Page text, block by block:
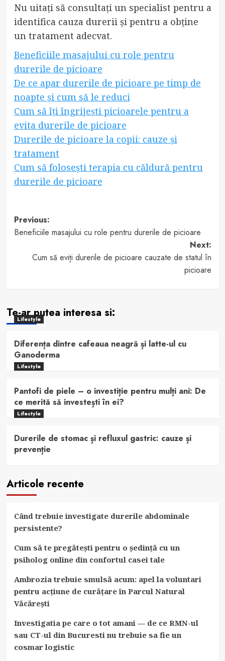
Nu uitați să consultați un specialist pentru a
identifica cauza durerii și pentru a obține
un tratament adecvat.
Beneficiile masajului cu role pentru
durerile de picioare
De ce apar durerile de picioare pe timp de
noapte și cum să le reduci
Cum să îți îngrijești picioarele pentru a
evita durerile de picioare
Durerile de picioare la copii: cauze și
tratament
Cum să folosești terapia cu căldură pentru
durerile de picioare
Post
navigation
Previous:
Beneficiile masajului cu role pentru durerile de picioare
Next:
Cum să eviți durerile de picioare cauzate de statul în
picioare
Te-ar putea interesa si:
Lifestyle
Diferența dintre cafeaua neagră și latte-ul cu
Ganoderma
Lifestyle
Pantofi de piele – o investiție pentru mulți ani: De
ce merită să investești în ei?
Lifestyle
Durerile de stomac și refluxul gastric: cauze și
prevenție
Articole recente
Când trebuie investigate durerile abdominale
persistente?
Cum să te pregătești pentru o ședință cu un
psiholog online din confortul casei tale
Ambrozia trebuie smulsă acum: apel la voluntari
pentru acțiune de curățare în Parcul Natural
Văcărești
Investigatia pe care o tot amani — de ce RMN-ul
sau CT-ul din Bucuresti nu trebuie sa fie un
cosmar logistic